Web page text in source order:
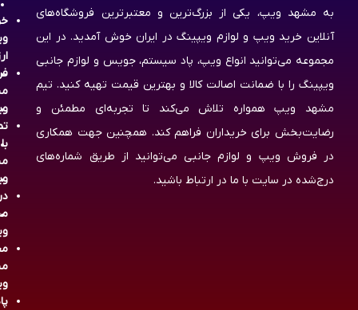
به مشهد ویپ، یکی از بزرگ‌ترین و معتبرترین فروشگاه‌های
آنلاین خرید ویپ و لوازم ویپینگ در ایران خوش آمدید. در این
مجموعه می‌توانید انواع ویپ، پاد سیستم، جویس و لوازم جانبی
ویپینگ را با ضمانت اصالت کالا و بهترین قیمت تهیه کنید. تیم
مشهد ویپ همواره تلاش می‌کند تا تجربه‌ای مطمئن و
رضایت‌بخش برای خریداران فراهم کند. همچنین جهت همکاری
در فروش ویپ و لوازم جانبی می‌توانید از طریق شماره‌های
درج‌شده در سایت با ما در ارتباط باشید.
با